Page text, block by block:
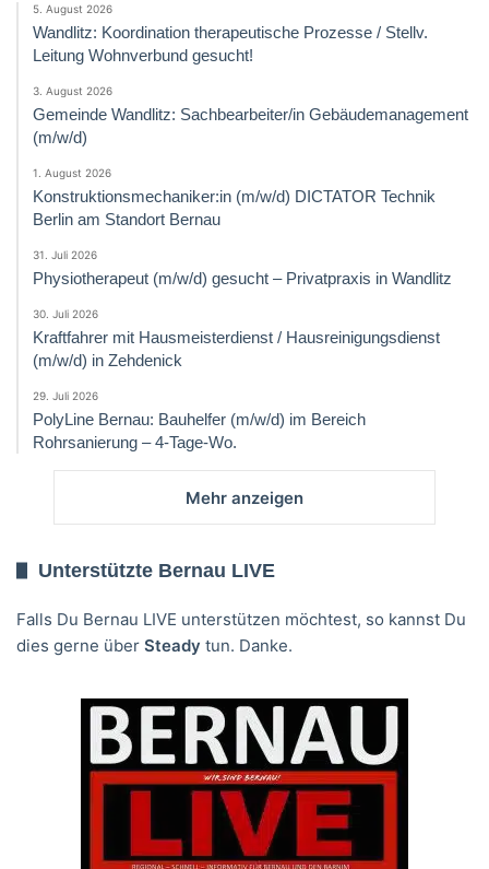
5. August 2026
Wandlitz: Koordination therapeutische Prozesse / Stellv.
Leitung Wohnverbund gesucht!
3. August 2026
Gemeinde Wandlitz: Sachbearbeiter/in Gebäudemanagement
(m/w/d)
1. August 2026
Konstruktionsmechaniker:in (m/w/d) DICTATOR Technik
Berlin am Standort Bernau
31. Juli 2026
Physiotherapeut (m/w/d) gesucht – Privatpraxis in Wandlitz
30. Juli 2026
Kraftfahrer mit Hausmeisterdienst / Hausreinigungsdienst
(m/w/d) in Zehdenick
29. Juli 2026
PolyLine Bernau: Bauhelfer (m/w/d) im Bereich
Rohrsanierung – 4-Tage-Wo.
Mehr anzeigen
Unterstützte Bernau LIVE
Falls Du Bernau LIVE unterstützen möchtest, so kannst Du
dies gerne über Steady tun. Danke.